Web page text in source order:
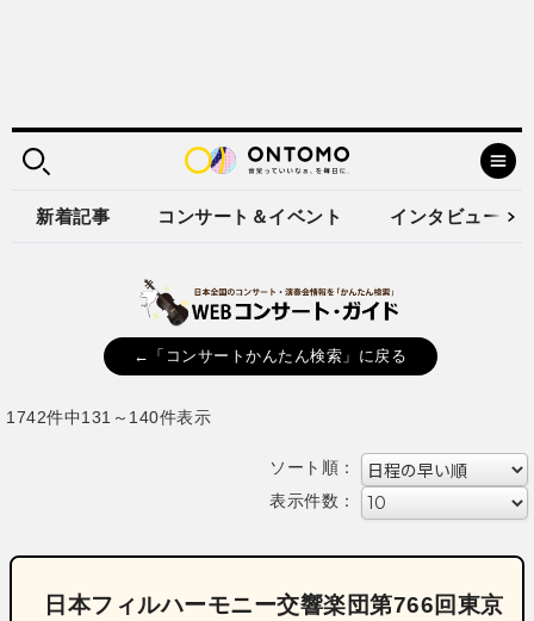
新着記事 コンサート＆イベント インタビュー
←「コンサートかんたん検索」に戻る
1742件中131～140件表示
ソート順：
表示件数：
日本フィルハーモニー交響楽団第766回東京